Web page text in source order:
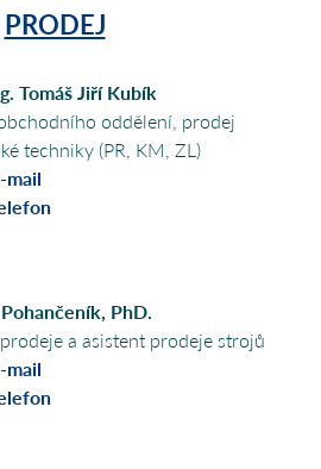
PRODEJ
Tomáš Jiří Kubík
oddělení, prodej
techniky (PR, KM, ZL)
mail
PhD.
a asistent prodeje strojů
mail